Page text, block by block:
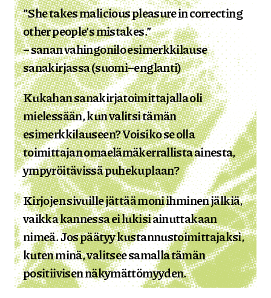
”She takes malicious pleasure in correcting
other people’s mistakes.”
– sanan vahingonilo esimerkkilause
sanakirjassa (suomi–englanti)
Kukahan sanakirjatoimittajalla oli
mielessään, kun valitsi tämän
esimerkkilauseen? Voisiko se olla
toimittajan omaelämäkerrallista ainesta,
ympyröitävissä puhekuplaan?
Kirjojen sivuille jättää moni ihminen jälkiä,
vaikka kannessa ei lukisi ainuttakaan
nimeä. Jos päätyy kustannustoimittajaksi,
kuten minä, valitsee samalla tämän
positiivisen näkymättömyyden.